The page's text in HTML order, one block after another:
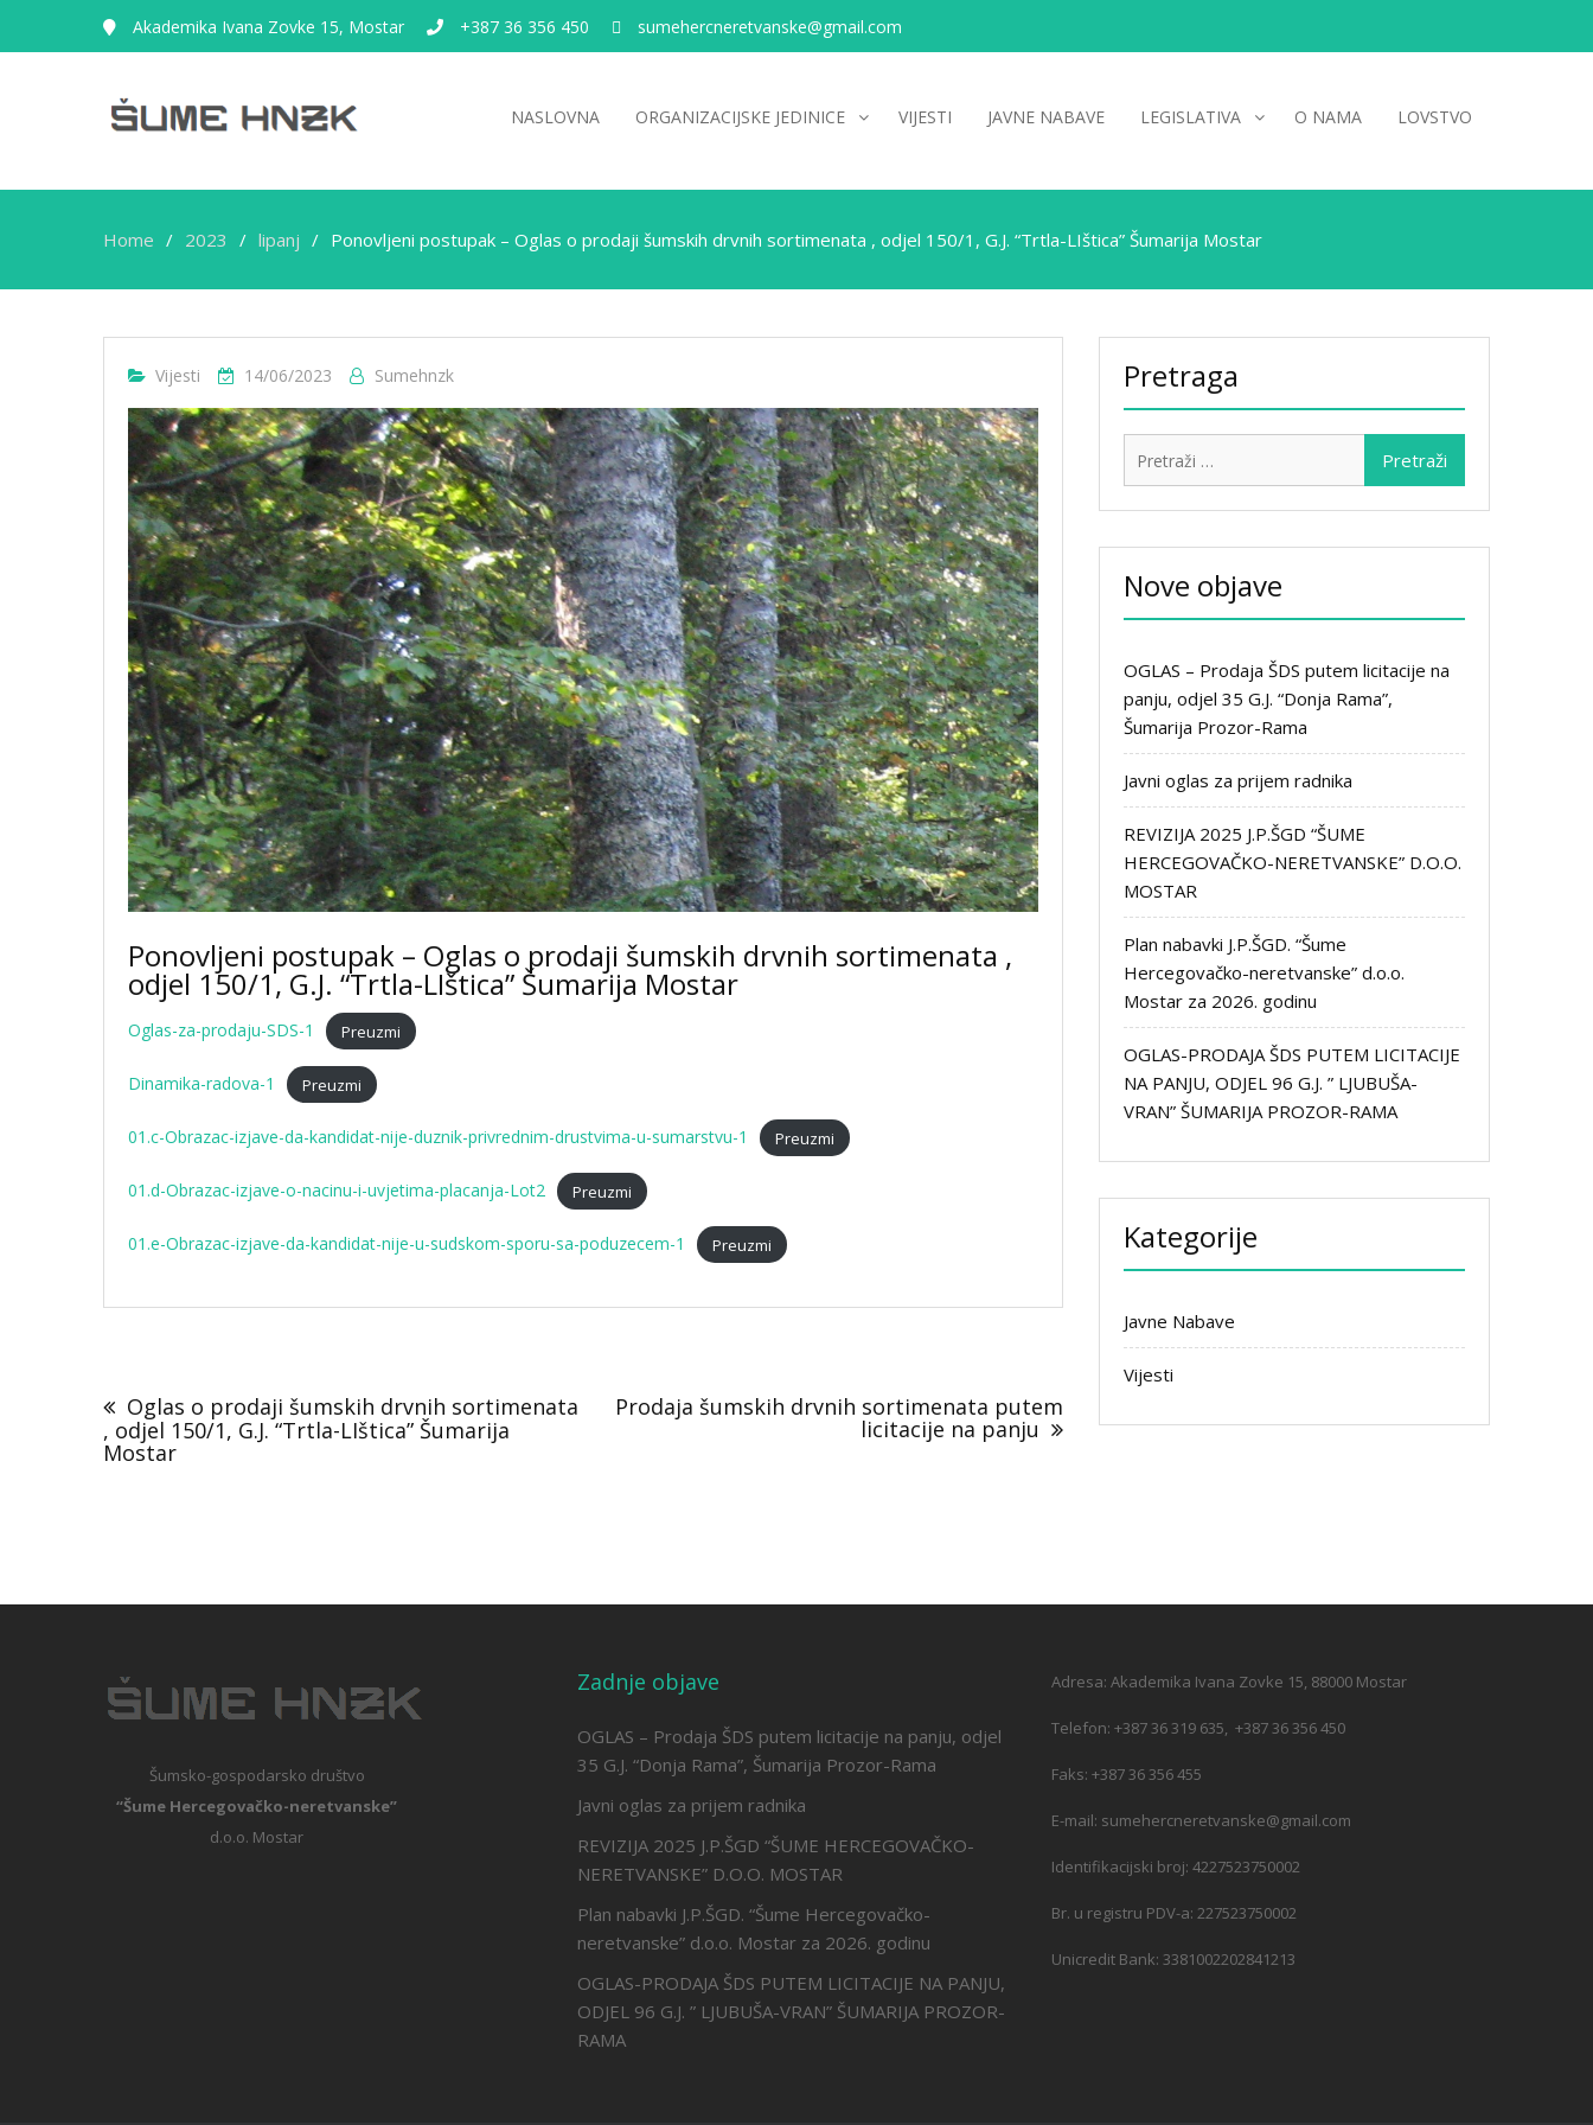
Akademika Ivana Zovke 15, Mostar +387 36 356 450 sumehercneretvanske@gmail.com
NASLOVNA ORGANIZACIJSKE JEDINICE VIJESTI JAVNE NABAVE LEGISLATIVA O NAMA LOVSTVO
Home 2023 lipanj Ponovljeni postupak – Oglas o prodaji šumskih drvnih sortimenata , odjel 150/1, G.J. “Trtla-LIštica” Šumarija Mostar
Vijesti 14/06/2023 Sumehnzk
Ponovljeni postupak – Oglas o prodaji šumskih drvnih sortimenata ,
odjel 150/1, G.J. “Trtla-LIštica” Šumarija Mostar
Oglas-za-prodaju-SDS-1 Preuzmi
Dinamika-radova-1 Preuzmi
01.c-Obrazac-izjave-da-kandidat-nije-duznik-privrednim-drustvima-u-sumarstvu-1 Preuzmi
01.d-Obrazac-izjave-o-nacinu-i-uvjetima-placanja-Lot2 Preuzmi
01.e-Obrazac-izjave-da-kandidat-nije-u-sudskom-sporu-sa-poduzecem-1 Preuzmi
objava
Oglas o prodaji šumskih drvnih sortimenata
, odjel 150/1, G.J. “Trtla-LIštica” Šumarija
Mostar
Prodaja šumskih drvnih sortimenata putem
licitacije na panju
Pretraga
Nove objave
OGLAS – Prodaja ŠDS putem licitacije na
panju, odjel 35 G.J. “Donja Rama”,
Šumarija Prozor-Rama
Javni oglas za prijem radnika
REVIZIJA 2025 J.P.ŠGD “ŠUME
HERCEGOVAČKO-NERETVANSKE” D.O.O.
MOSTAR
Plan nabavki J.P.ŠGD. “Šume
Hercegovačko-neretvanske” d.o.o.
Mostar za 2026. godinu
OGLAS-PRODAJA ŠDS PUTEM LICITACIJE
NA PANJU, ODJEL 96 G.J. ” LJUBUŠA-
VRAN” ŠUMARIJA PROZOR-RAMA
Kategorije
Javne Nabave
Vijesti
Šumsko-gospodarsko društvo
“Šume Hercegovačko-neretvanske”
d.o.o. Mostar
Zadnje objave
OGLAS – Prodaja ŠDS putem licitacije na panju, odjel
35 G.J. “Donja Rama”, Šumarija Prozor-Rama
Javni oglas za prijem radnika
REVIZIJA 2025 J.P.ŠGD “ŠUME HERCEGOVAČKO-
NERETVANSKE” D.O.O. MOSTAR
Plan nabavki J.P.ŠGD. “Šume Hercegovačko-
neretvanske” d.o.o. Mostar za 2026. godinu
OGLAS-PRODAJA ŠDS PUTEM LICITACIJE NA PANJU,
ODJEL 96 G.J. ” LJUBUŠA-VRAN” ŠUMARIJA PROZOR-
RAMA
Adresa: Akademika Ivana Zovke 15, 88000 Mostar
Telefon: +387 36 319 635, +387 36 356 450
Faks: +387 36 356 455
E-mail: sumehercneretvanske@gmail.com
Identifikacijski broj: 4227523750002
Br. u registru PDV-a: 227523750002
Unicredit Bank: 3381002202841213